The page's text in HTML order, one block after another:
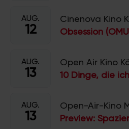
AUG.
12
Cinenova Kino
Obsession
AUG.
13
Open Air Kino
10 Dinge, die
AUG.
13
Open-Air-Kino
Preview: